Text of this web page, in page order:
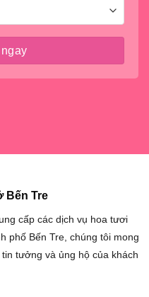
Bến Tre
cấp các dịch vụ hoa tươi
phố Bến Tre, chúng tôi mong
tưởng và ủng hộ của khách